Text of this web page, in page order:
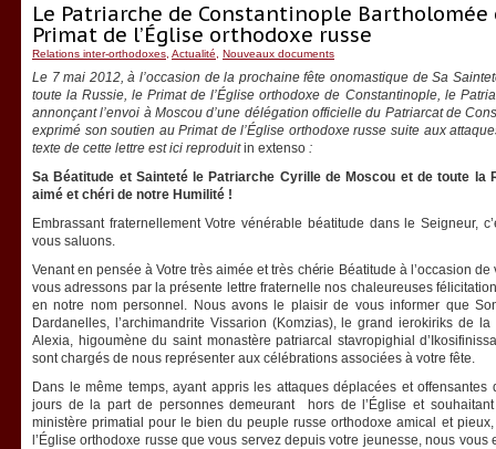
Le Patriarche de Constantinople
Primat de l’Église orthodoxe russe
Relations inter-orthodoxes Actualité Nouveaux documents
Le 7 mai 2012, à l’occasion de la prochaine fête onomastique de Sa
toute la Russie, le Primat de l’Église orthodoxe de Constantinople, le
annonçant l’envoi à Moscou d’une délégation officielle du Patriarcat de
exprimé son soutien au Primat de l’Église orthodoxe russe suite aux
texte de cette lettre est ici reproduitin extenso :
Sa Béatitude et Sainteté le Patriarche Cyrille de Moscou et de toute la
aimé et chéri de notre Humilité !
Embrassant fraternellement Votre vénérable béatitude dans le Seigneur,
vous saluons.
Venant en pensée à Votre très aimée et très chérie Béatitude à l’occasion
vous adressons par la présente lettre fraternelle nos chaleureuses
en notre nom personnel. Nous avons le plaisir de vous informer que
Dardanelles, l’archimandrite Vissarion (Komzias), le grand ierokiriks de
Alexia, higoumène du saint monastère patriarcal stavropighial
sont chargés de nous représenter aux célébrations associées à votre fête.
Dans le même temps, ayant appris les attaques déplacées et offensantes
jours de la part de personnes demeurant hors de l’Église et
ministère primatial pour le bien du peuple russe orthodoxe amical et
l’Église orthodoxe russe que vous servez depuis votre jeunesse, nous